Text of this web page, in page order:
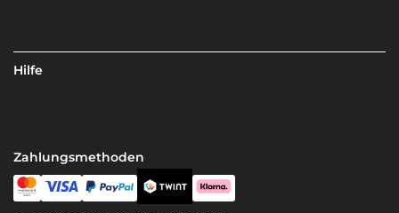
Hilfe
Zahlungsmethoden